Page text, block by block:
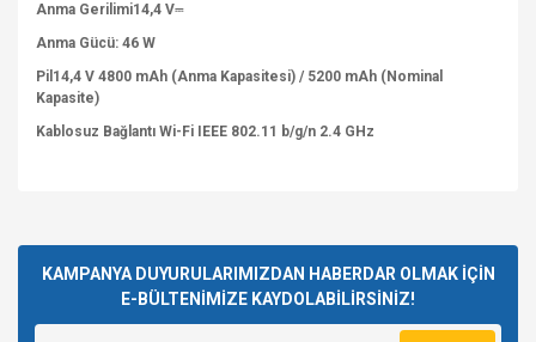
Anma Gerilimi14,4 V⎓
Anma Gücü: 46 W
Pil14,4 V 4800 mAh (Anma Kapasitesi) / 5200 mAh (Nominal
Kapasite)
Kablosuz Bağlantı Wi-Fi IEEE 802.11 b/g/n 2.4 GHz
KAMPANYA DUYURULARIMIZDAN HABERDAR OLMAK İÇİN
E-BÜLTENİMİZE KAYDOLABİLİRSİNİZ!